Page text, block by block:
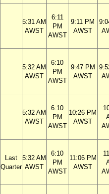
5:31 AM
AWST
6:11
PM
AWST
9:11 PM
AWST
5:32 AM
AWST
6:10
PM
AWST
9:47 PM
AWST
5:32 AM
AWST
6:10
PM
AWST
10:26 PM
AWST
Last
Quarter
5:32 AM
AWST
6:10
PM
AWST
11:06 PM
AWST